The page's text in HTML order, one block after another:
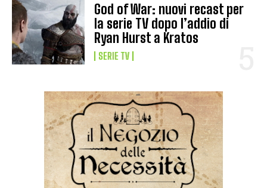
God of War: nuovi recast per
la serie TV dopo l’addio di
Ryan Hurst a Kratos
SERIE TV